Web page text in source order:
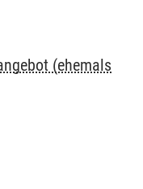
(ehemals